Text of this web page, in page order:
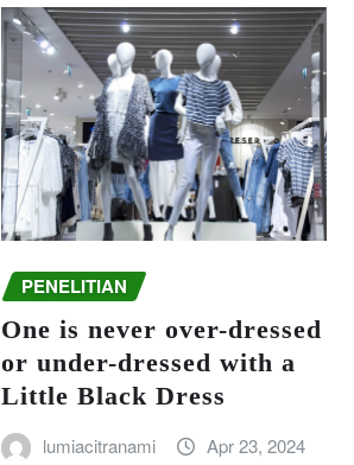
PENELITIAN
One is never over-dressed
or under-dressed with a
Little Black Dress
lumiacitranami Apr 23, 2024